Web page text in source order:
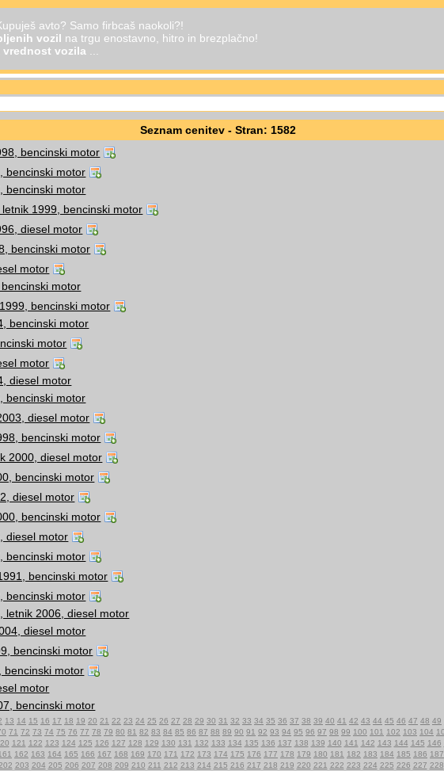
avto? Samo firbcaš naokoli?!
vozil na trgu enostavno, hitro in brezplačno!
vrednost vozila ...
Seznam cenitev - Stran: 1582
bencinski motor
bencinski motor
bencinski motor
1999, bencinski motor
diesel motor
bencinski motor
motor
motor
bencinski motor
bencinski motor
motor
motor
diesel motor
bencinski motor
diesel motor
bencinski motor
2000, diesel motor
bencinski motor
diesel motor
bencinski motor
diesel motor
bencinski motor
bencinski motor
bencinski motor
letnik 2006, diesel motor
diesel motor
bencinski motor
bencinski motor
motor
bencinski motor
13 14 15 16 17 18 19 20 21 22 23 24 25 26 27 28 29 30 31 32 33 34 35 36 37 38 39 40 41 42 43 44 45 46 47 48 49
71 72 73 74 75 76 77 78 79 80 81 82 83 84 85 86 87 88 89 90 91 92 93 94 95 96 97 98 99 100 101 102 103 104
121 122 123 124 125 126 127 128 129 130 131 132 133 134 135 136 137 138 139 140 141 142 143 144 145 146
162 163 164 165 166 167 168 169 170 171 172 173 174 175 176 177 178 179 180 181 182 183 184 185 186 187
202 203 204 205 206 207 208 209 210 211 212 213 214 215 216 217 218 219 220 221 222 223 224 225 226 227 228